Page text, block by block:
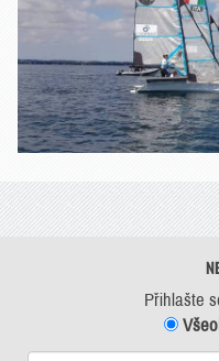
Přihlašte